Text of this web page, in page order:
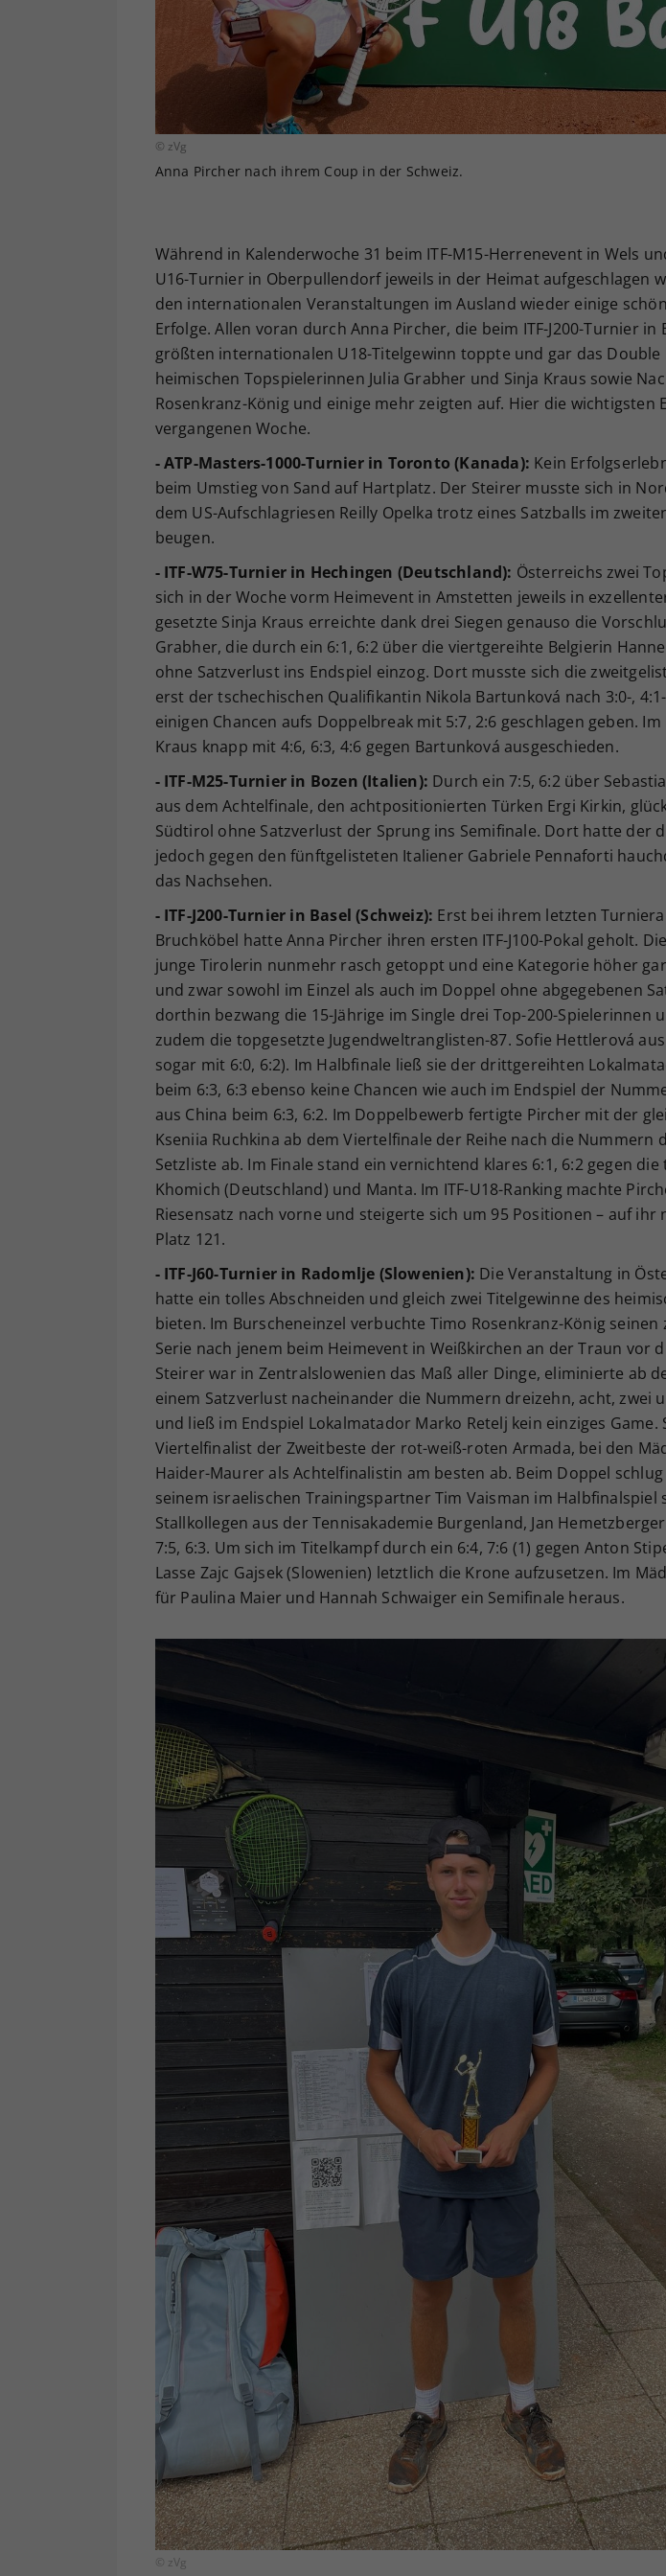
© zVg
Anna Pircher nach ihrem Coup in der Schweiz.
Während in Kalenderwoche 31 beim ITF-M15-Herrenevent in Wels
U16-Turnier in Oberpullendorf jeweils in der Heimat aufgeschlagen
den internationalen Veranstaltungen im Ausland wieder einige
Erfolge. Allen voran durch Anna Pircher, die beim ITF-J200-Turnier in
größten internationalen U18-Titelgewinn toppte und gar das Double
heimischen Topspielerinnen Julia Grabher und Sinja Kraus sowie
Rosenkranz-König und einige mehr zeigten auf. Hier die wichtigsten
vergangenen Woche.
- ATP-Masters-1000-Turnier in Toronto (Kanada): Kein
beim Umstieg von Sand auf Hartplatz. Der Steirer musste sich in
dem US-Aufschlagriesen Reilly Opelka trotz eines Satzballs im
beugen.
- ITF-W75-Turnier in Hechingen (Deutschland): Österreichs zwei
sich in der Woche vorm Heimevent in Amstetten jeweils in
gesetzte Sinja Kraus erreichte dank drei Siegen genauso die
Grabher, die durch ein 6:1, 6:2 über die viertgereihte Belgierin
ohne Satzverlust ins Endspiel einzog. Dort musste sich die
erst der tschechischen Qualifikantin Nikola Bartunková nach 3:0-,
einigen Chancen aufs Doppelbreak mit 5:7, 2:6 geschlagen geben.
Kraus knapp mit 4:6, 6:3, 4:6 gegen Bartunková ausgeschieden.
- ITF-M25-Turnier in Bozen (Italien): Durch ein 7:5, 6:2 über
aus dem Achtelfinale, den achtpositionierten Türken Ergi Kirkin,
Südtirol ohne Satzverlust der Sprung ins Semifinale. Dort hatte der
jedoch gegen den fünftgelisteten Italiener Gabriele Pennaforti
das Nachsehen.
- ITF-J200-Turnier in Basel (Schweiz): Erst bei ihrem letzten
Bruchköbel hatte Anna Pircher ihren ersten ITF-J100-Pokal geholt.
junge Tirolerin nunmehr rasch getoppt und eine Kategorie höher
und zwar sowohl im Einzel als auch im Doppel ohne abgegebenen
dorthin bezwang die 15-Jährige im Single drei Top-200-Spielerinnen
zudem die topgesetzte Jugendweltranglisten-87. Sofie Hettlerová
sogar mit 6:0, 6:2). Im Halbfinale ließ sie der drittgereihten
beim 6:3, 6:3 ebenso keine Chancen wie auch im Endspiel der
aus China beim 6:3, 6:2. Im Doppelbewerb fertigte Pircher mit der
Kseniia Ruchkina ab dem Viertelfinale der Reihe nach die Nummern
Setzliste ab. Im Finale stand ein vernichtend klares 6:1, 6:2 gegen
Khomich (Deutschland) und Manta. Im ITF-U18-Ranking machte
Riesensatz nach vorne und steigerte sich um 95 Positionen – auf ihr
Platz 121.
- ITF-J60-Turnier in Radomlje (Slowenien): Die Veranstaltung in
hatte ein tolles Abschneiden und gleich zwei Titelgewinne des
bieten. Im Burscheneinzel verbuchte Timo Rosenkranz-König seinen
Serie nach jenem beim Heimevent in Weißkirchen an der Traun vor
Steirer war in Zentralslowenien das Maß aller Dinge, eliminierte ab
einem Satzverlust nacheinander die Nummern dreizehn, acht, zwei
und ließ im Endspiel Lokalmatador Marko Retelj kein einziges Game.
Viertelfinalist der Zweitbeste der rot-weiß-roten Armada, bei den
Haider-Maurer als Achtelfinalistin am besten ab. Beim Doppel
seinem israelischen Trainingspartner Tim Vaisman im Halbfinalspiel
Stallkollegen aus der Tennisakademie Burgenland, Jan
7:5, 6:3. Um sich im Titelkampf durch ein 6:4, 7:6 (1) gegen Anton
Lasse Zajc Gajsek (Slowenien) letztlich die Krone aufzusetzen. Im
für Paulina Maier und Hannah Schwaiger ein Semifinale heraus.
© zVg
Ihrer
Webseiten-